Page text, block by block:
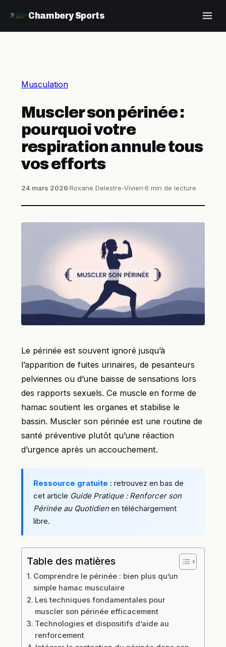
Chambery Sports
Musculation
Muscler son périnée :
pourquoi votre
respiration annule tous
vos efforts
24 mars 2026·Roxane Delestre-Vivien·6 min de lecture
Le périnée est souvent ignoré jusqu’à
l’apparition de fuites urinaires, de pesanteurs
pelviennes ou d’une baisse de sensations lors
des rapports sexuels. Ce muscle en forme de
hamac soutient les organes et stabilise le
bassin. Muscler son périnée est une routine de
santé préventive plutôt qu’une réaction
d’urgence après un accouchement.
Ressource gratuite : retrouvez en bas de
cet article Guide Pratique : Renforcer son
Périnée au Quotidienen téléchargement
libre.
Table des matières
Comprendre le périnée : bien plus qu’un
simple hamac musculaire
Les techniques fondamentales pour
muscler son périnée efficacement
Technologies et dispositifs d’aide au
renforcement